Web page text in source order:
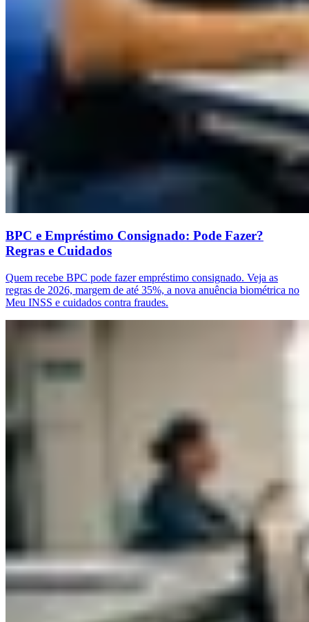
BPC e Empréstimo Consignado: Pode Fazer?
Regras e Cuidados
Quem recebe BPC pode fazer empréstimo consignado. Veja as
regras de 2026, margem de até 35%, a nova anuência biométrica no
Meu INSS e cuidados contra fraudes.